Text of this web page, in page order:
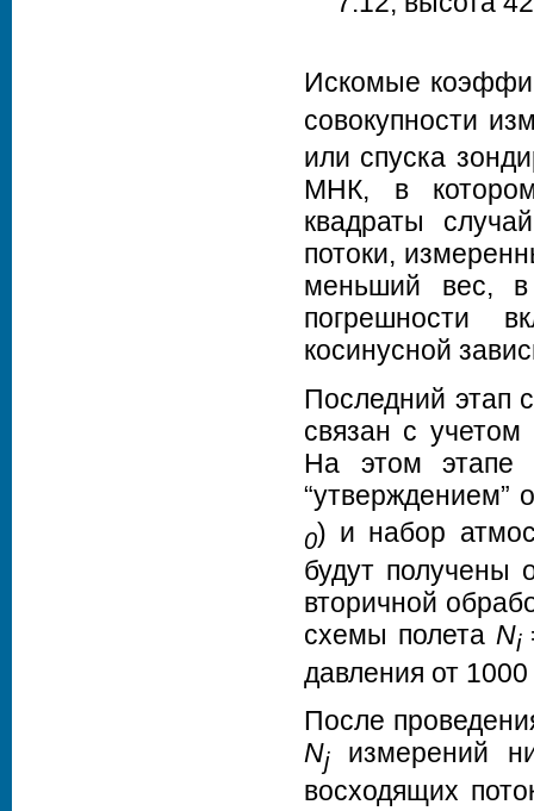
Искомые
совокупности
или спуска
МНК, в
квадраты
потоки,
меньший вес,
погрешности
косинусной
Последний этап
связан с
На этом этапе
“утверждением”
0) и набор
будут получены
вторичной
схемы полета Ni
давления от
После
Njизмерений
восходящих